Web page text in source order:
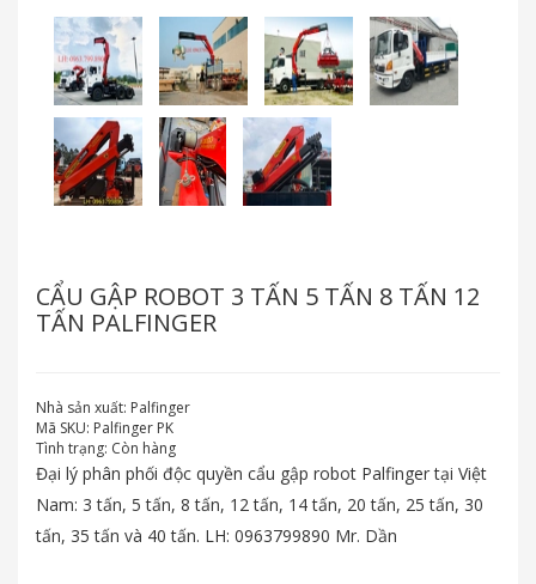
CẨU GẬP ROBOT 3 TẤN 5 TẤN 8 TẤN 12
TẤN PALFINGER
Nhà sản xuất: Palfinger
Mã SKU: Palfinger PK
Tình trạng: Còn hàng
Đại lý phân phối độc quyền cẩu gập robot Palfinger tại Việt
Nam: 3 tấn, 5 tấn, 8 tấn, 12 tấn, 14 tấn, 20 tấn, 25 tấn, 30
tấn, 35 tấn và 40 tấn. LH: 0963799890 Mr. Dần